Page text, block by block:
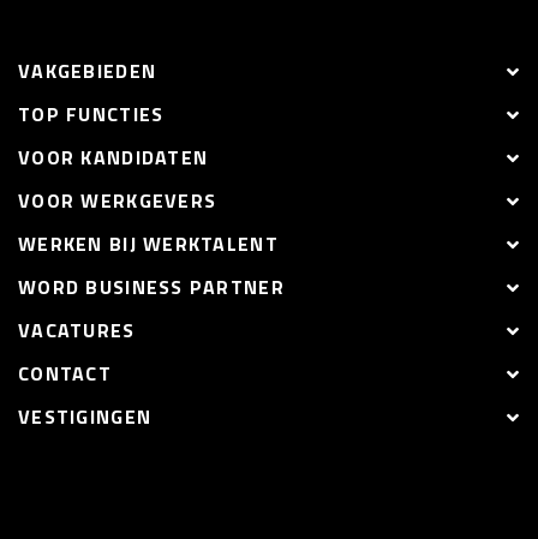
VAKGEBIEDEN
TOP FUNCTIES
VOOR KANDIDATEN
VOOR WERKGEVERS
WERKEN BIJ WERKTALENT
WORD BUSINESS PARTNER
VACATURES
CONTACT
VESTIGINGEN